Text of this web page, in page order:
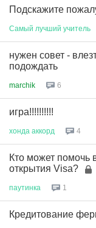
Подскажите
Самый лучший учитель
нужен совет -
подождать
marchik 6
игра!!!!!!!!!!
хонда аккорд 4
Кто может помочь
открытия Visa?
паутинка 1
Кредитование